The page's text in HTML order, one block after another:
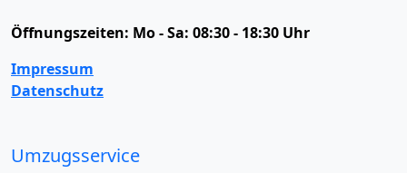
Öffnungszeiten: Mo - Sa: 08:30 - 18:30 Uhr
Impressum
Datenschutz
Umzugsservice